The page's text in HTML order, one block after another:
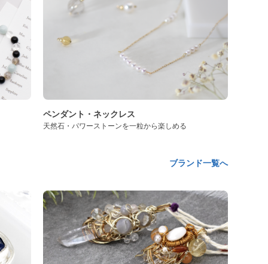
ペンダント・ネックレス
天然石・パワーストーンを一粒から楽しめる
ブランド一覧へ